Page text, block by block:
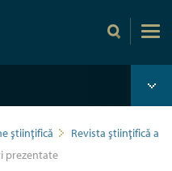
ştiinţifică
Revista ştiinţifică a
prezentate